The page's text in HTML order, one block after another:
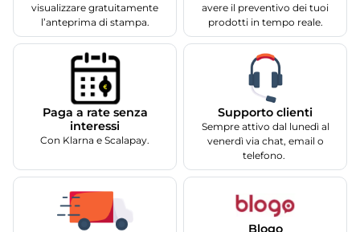
visualizzare gratuitamente
l’anteprima di stampa.
avere il preventivo dei tuoi
prodotti in tempo reale.
Paga a rate senza
interessi
Con Klarna e Scalapay.
Supporto clienti
Sempre attivo dal lunedì al
venerdì via chat, email o
telefono.
Blogo